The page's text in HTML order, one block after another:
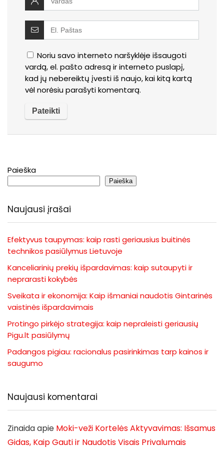
Noriu savo interneto naršyklėje išsaugoti
vardą, el. pašto adresą ir interneto puslapį,
kad jų nebereiktų įvesti iš naujo, kai kitą kartą
vėl norėsiu parašyti komentarą.
Paieška
Paieška
Naujausi įrašai
Efektyvus taupymas: kaip rasti geriausius buitinės
technikos pasiūlymus Lietuvoje
Kanceliarinių prekių išpardavimas: kaip sutaupyti ir
neprarasti kokybės
Sveikata ir ekonomija: Kaip išmaniai naudotis Gintarinės
vaistinės išpardavimais
Protingo pirkėjo strategija: kaip nepraleisti geriausių
Pigu.lt pasiūlymų
Padangos pigiau: racionalus pasirinkimas tarp kainos ir
saugumo
Naujausi komentarai
Zinaidaapie Moki-veži Kortelės Aktyvavimas: Išsamus
Gidas, Kaip Gauti ir Naudotis Visais Privalumais